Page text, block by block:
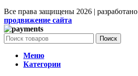
Все права защищены 2026 | разработано
продвижение сайта
Поиск
Меню
Категории